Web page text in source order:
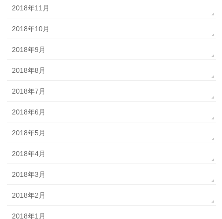
2018年11月
2018年10月
2018年9月
2018年8月
2018年7月
2018年6月
2018年5月
2018年4月
2018年3月
2018年2月
2018年1月